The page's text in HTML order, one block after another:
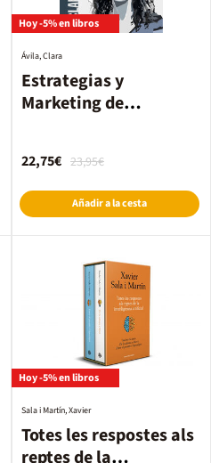
Hoy -5% en libros
Estrategias y
Marketing de
Ávila, Clara
23,95€
22,75€
Añadir a la cesta
Hoy -5% en libros
Totes les respostes als
reptes de la
Sala i Martín, Xavier